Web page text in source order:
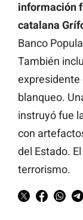
información
catalana
Banco
También
expresidente
blanqueo.
instruyó fue
con
del Estado.
terrorismo.